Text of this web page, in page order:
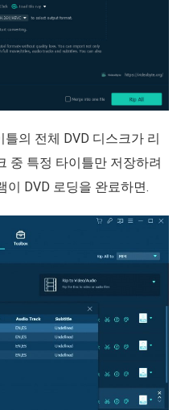
의 전체 DVD 디스크가 리
중 특정 타이틀만 저장하려
이 DVD 로딩을 완료하면.